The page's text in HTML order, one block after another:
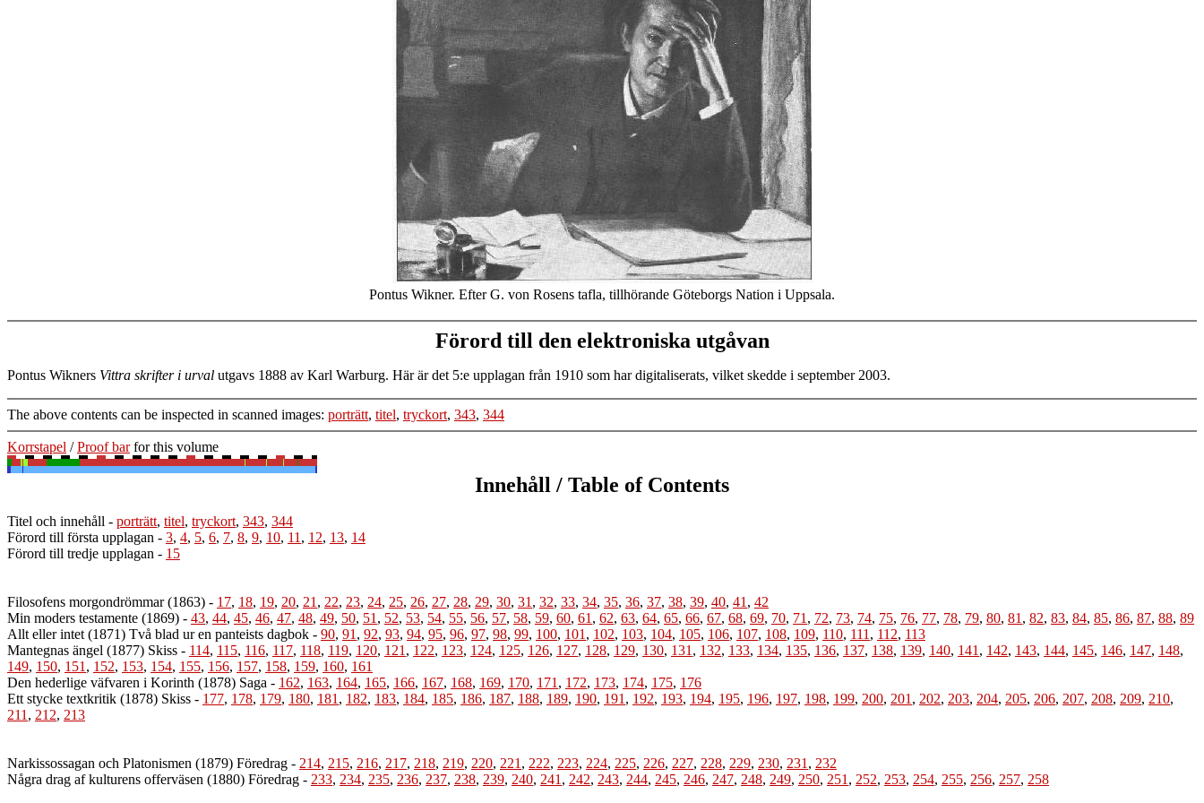
Pontus Wikner. Efter G. von Rosens tafla, tillhörande Göteborgs Nation i Uppsala.
Förord till den elektroniska utgåvan
Pontus Wikners Vittra skrifter i urval utgavs 1888 av Karl Warburg. Här är det 5:e upplagan från 1910 som har digitaliserats, vilket skedde i september 2003.
The above contents can be inspected in scanned images: porträtt, titel, tryckort, 343, 344
Korrstapel /Proof barfor this volume
Innehåll / Table of Contents
Titel och innehåll - porträtt, titel, tryckort, 343, 344
Förord till första upplagan - 3, 4, 5, 6, 7, 8, 9, 10, 11 , 12, 13, 14
Förord till tredje upplagan - 15
Filosofens morgondrömmar (1863) - 17, 18, 19, 20, 21 , 22, 23, 24, 25, 26, 27, 28, 29, 30, 31 , 32, 33, 34, 35, 36, 37, 38, 39, 40, 41 , 42
Min moders testamente (1869) - 43, 44, 45, 46, 47, 48, 49, 50, 51 , 52, 53, 54, 55, 56, 57, 58, 59, 60, 61 , 62, 63, 64, 65, 66, 67, 68, 69, 70, 71 , 72, 73, 74, 75, 76, 77, 78, 79, 80, 81 , 82, 83, 84, 85, 86, 87, 88, 89
Allt eller intet (1871) Två blad ur en panteists dagbok - 90, 91 , 92, 93, 94, 95, 96, 97, 98, 99, 100, 101 , 102, 103, 104, 105, 106, 107, 108, 109, 110, 111 , 112, 113
Mantegnas ängel (1877) Skiss - 114, 115, 116, 117, 118, 119, 120, 121 , 122, 123, 124, 125, 126, 127, 128, 129, 130, 131 , 132, 133, 134, 135, 136, 137, 138, 139, 140, 141 , 142, 143, 144, 145, 146, 147, 148,
149, 150, 151 , 152, 153, 154, 155, 156, 157, 158, 159, 160, 161
Den hederlige väfvaren i Korinth (1878) Saga - 162, 163, 164, 165, 166, 167, 168, 169, 170, 171 , 172, 173, 174, 175, 176
Ett stycke textkritik (1878) Skiss - 177, 178, 179, 180, 181 , 182, 183, 184, 185, 186, 187, 188, 189, 190, 191 , 192, 193, 194, 195, 196, 197, 198, 199, 200, 201 , 202, 203, 204, 205, 206, 207, 208, 209, 210,
211 , 212, 213
Narkissossagan och Platonismen (1879) Föredrag - 214, 215, 216, 217, 218, 219, 220, 221 , 222, 223, 224, 225, 226, 227, 228, 229, 230, 231 , 232
Några drag af kulturens offerväsen (1880) Föredrag - 233, 234, 235, 236, 237, 238, 239, 240, 241 , 242, 243, 244, 245, 246, 247, 248, 249, 250, 251 , 252, 253, 254, 255, 256, 257, 258